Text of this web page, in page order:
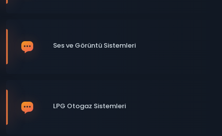
Ses ve Görüntü Sistemleri
LPG Otogaz Sistemleri